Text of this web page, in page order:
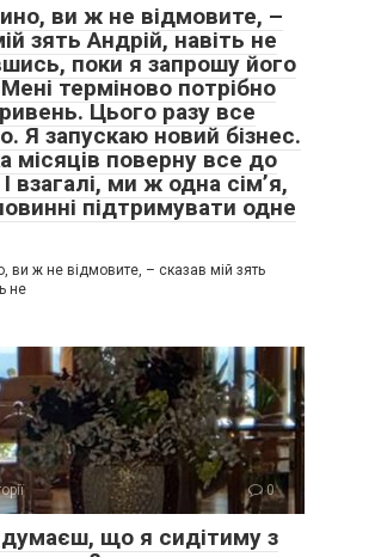
ви ж не відмовите, –
зять Андрій, навіть не
поки я запрошу його
терміново потрібно
Цього разу все
Я запускаю новий бізнес.
місяців поверну все до
взагалі, ми ж одна сім’я,
підтримувати одне
ви ж не відмовите, – сказав мій зять
не
0
що я сидітиму з